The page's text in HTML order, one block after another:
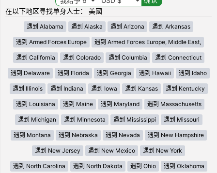
在以下地区寻找单身人士： 美國
遇到 Alabama 遇到 Alaska 遇到 Arizona 遇到 Arkansas
遇到 Armed Forces Europe 遇到 Armed Forces Europe, Middle East,
遇到 California 遇到 Colorado 遇到 Columbia 遇到 Connecticut
遇到 Delaware 遇到 Florida 遇到 Georgia 遇到 Hawaii 遇到 Idaho
遇到 Illinois 遇到 Indiana 遇到 Iowa 遇到 Kansas 遇到 Kentucky
遇到 Louisiana 遇到 Maine 遇到 Maryland 遇到 Massachusetts
遇到 Michigan 遇到 Minnesota 遇到 Mississippi 遇到 Missouri
遇到 Montana 遇到 Nebraska 遇到 Nevada 遇到 New Hampshire
遇到 New Jersey 遇到 New Mexico 遇到 New York
遇到 North Carolina 遇到 North Dakota 遇到 Ohio 遇到 Oklahoma